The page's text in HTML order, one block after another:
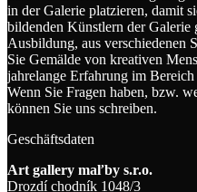
in der Galerie platzieren, damit
bildenden Künstlern der Galerie
Ausbildung, aus verschiedenen
Sie Gemälde von kreativen
jahrelange Erfahrung im
Wenn Sie Fragen haben, bzw.
können Sie uns schreiben.
Geschäftsdaten
Art gallery maľby s.r.o.
Drozdí chodník 1048/3